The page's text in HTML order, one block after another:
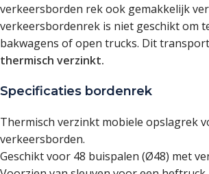
verkeersborden rek ook gemakkelijk
verkeersbordenrek is niet geschikt om
bakwagens of open trucks. Dit
thermisch verzinkt.
Specificaties bordenrek
Thermisch verzinkt mobiele opslagrek
verkeersborden.
Geschikt voor 48 buispalen (Ø48) met